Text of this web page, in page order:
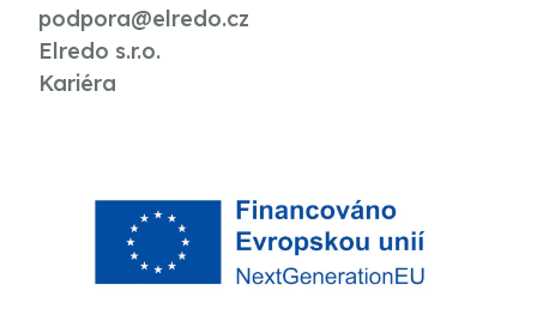
podpora@elredo.cz
Elredo s.r.o.
Kariéra